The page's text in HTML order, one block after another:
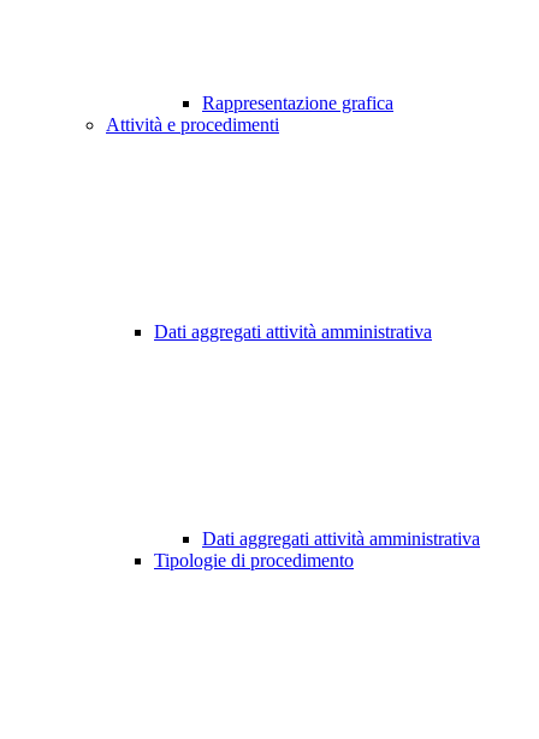
Rappresentazione grafica
Attività e procedimenti
Dati aggregati attività amministrativa
Dati aggregati attività amministrativa
Tipologie di procedimento